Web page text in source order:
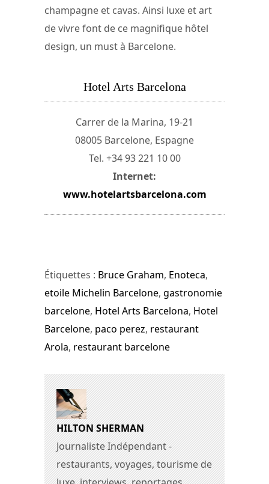
champagne et cavas. Ainsi luxe et art
de vivre font de ce magnifique hôtel
design, un must à Barcelone.
Hotel Arts Barcelona
Carrer de la Marina, 19-21
08005 Barcelone, Espagne
Tel. +34 93 221 10 00
Internet:
www.hotelartsbarcelona.com
Étiquettes : Bruce Graham, Enoteca,
etoile Michelin Barcelone, gastronomie
barcelone, Hotel Arts Barcelona, Hotel
Barcelone, paco perez, restaurant
Arola, restaurant barcelone
HILTON SHERMAN
Journaliste Indépendant -
restaurants, voyages, tourisme de